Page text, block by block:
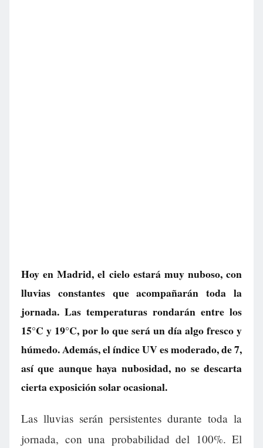
Hoy en Madrid, el cielo estará muy nuboso, con
lluvias constantes que acompañarán toda la
jornada. Las temperaturas rondarán entre los
15°C y 19°C, por lo que será un día algo fresco y
húmedo. Además, el índice UV es moderado, de 7,
así que aunque haya nubosidad, no se descarta
cierta exposición solar ocasional.
Las lluvias serán persistentes durante toda la
jornada, con una probabilidad del 100%. El